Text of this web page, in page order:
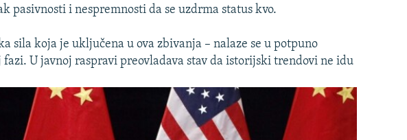
pasivnosti i nespremnosti da se uzdrma status kvo.
sila koja je uključena u ova zbivanja – nalaze se u potpuno
U javnoj raspravi preovladava stav da istorijski trendovi ne idu